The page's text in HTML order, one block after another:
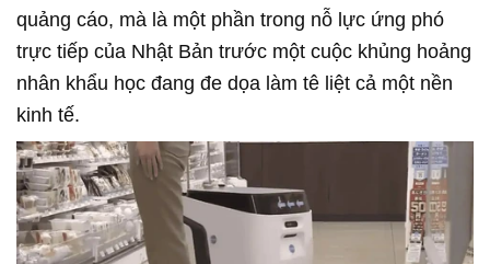
quảng cáo, mà là một phần trong nỗ lực ứng phó
trực tiếp của Nhật Bản trước một cuộc khủng hoảng
nhân khẩu học đang đe dọa làm tê liệt cả một nền
kinh tế.